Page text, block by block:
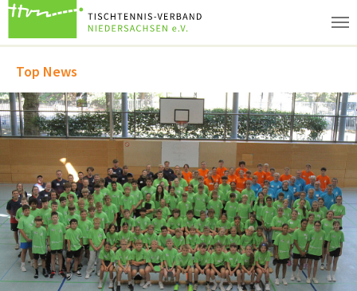
Zum Hauptinhalt springen
Top News